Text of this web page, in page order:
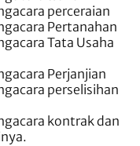
perceraian
Pertanahan
Tata Usaha
Perjanjian
perselisihan
kontrak dan